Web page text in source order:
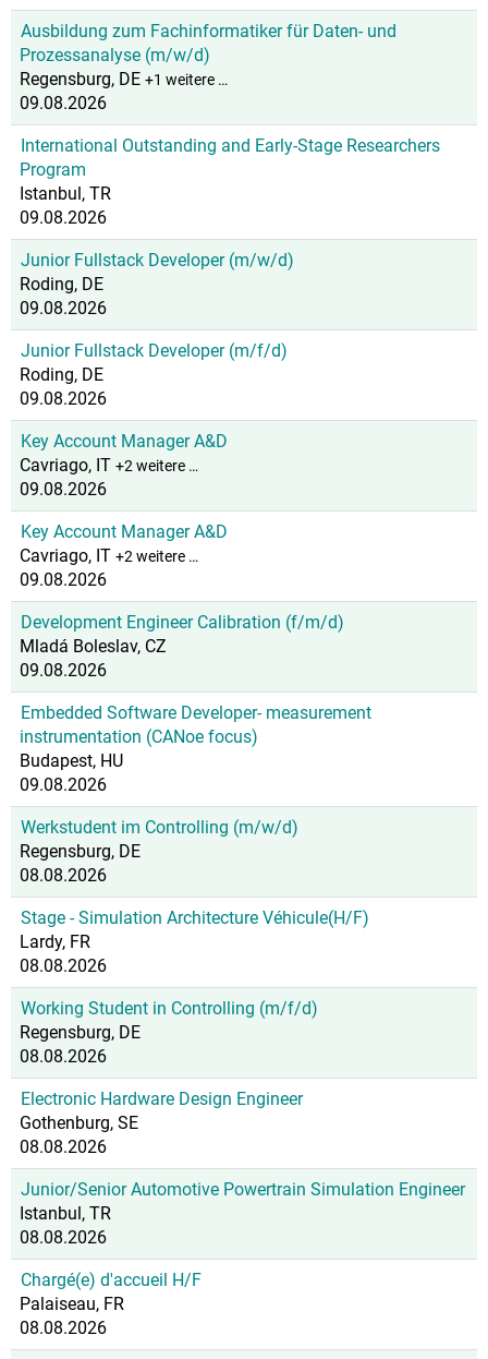
Ausbildung zum Fachinformatiker für Daten- und
Prozessanalyse (m/w/d)
Regensburg, DE +1 weitere …
09.08.2026
International Outstanding and Early-Stage Researchers
Program
Istanbul, TR
09.08.2026
Junior Fullstack Developer (m/w/d)
Roding, DE
09.08.2026
Junior Fullstack Developer (m/f/d)
Roding, DE
09.08.2026
Key Account Manager A&D
Cavriago, IT +2 weitere …
09.08.2026
Key Account Manager A&D
Cavriago, IT +2 weitere …
09.08.2026
Development Engineer Calibration (f/m/d)
Mladá Boleslav, CZ
09.08.2026
Embedded Software Developer- measurement
instrumentation (CANoe focus)
Budapest, HU
09.08.2026
Werkstudent im Controlling (m/w/d)
Regensburg, DE
08.08.2026
Stage - Simulation Architecture Véhicule(H/F)
Lardy, FR
08.08.2026
Working Student in Controlling (m/f/d)
Regensburg, DE
08.08.2026
Electronic Hardware Design Engineer
Gothenburg, SE
08.08.2026
Junior/Senior Automotive Powertrain Simulation Engineer
Istanbul, TR
08.08.2026
Chargé(e) d'accueil H/F
Palaiseau, FR
08.08.2026